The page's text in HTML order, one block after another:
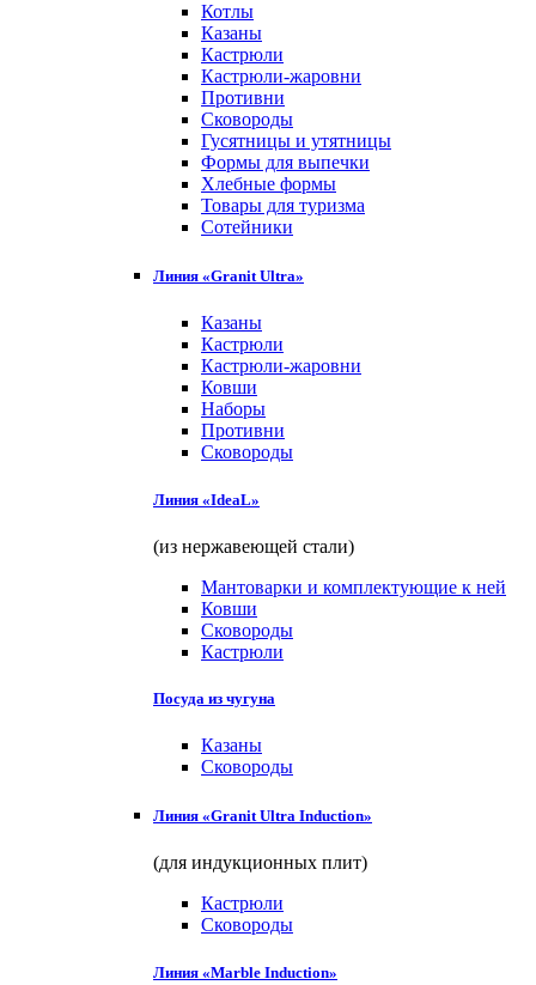
Котлы
Казаны
Кастрюли
Кастрюли-жаровни
Противни
Сковороды
Гусятницы и утятницы
Формы для выпечки
Хлебные формы
Товары для туризма
Сотейники
Линия «Granit Ultra»
Казаны
Кастрюли
Кастрюли-жаровни
Ковши
Наборы
Противни
Сковороды
Линия «IdeaL»
(из нержавеющей стали)
Мантоварки и комплектующие к ней
Ковши
Сковороды
Кастрюли
Посуда из чугуна
Казаны
Сковороды
Линия «Granit Ultra Induction»
(для индукционных плит)
Кастрюли
Сковороды
Линия «Marble Induction»